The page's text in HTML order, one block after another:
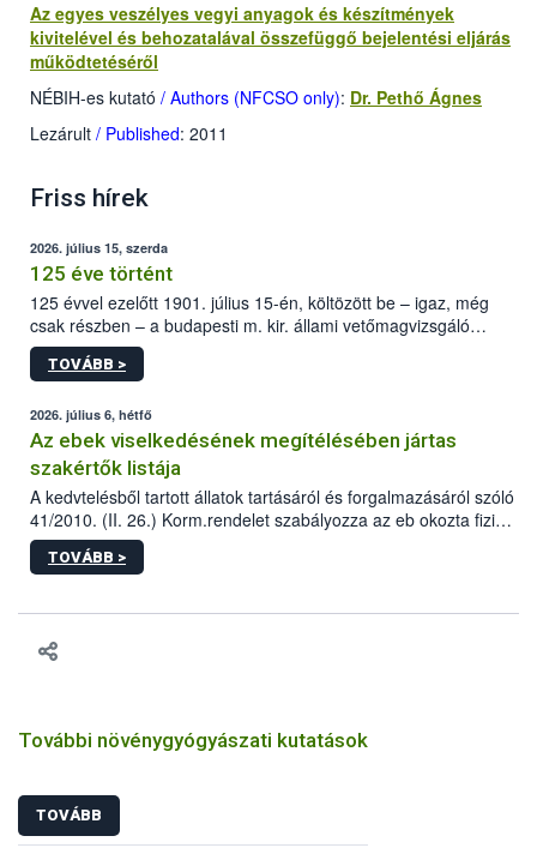
Az egyes veszélyes vegyi anyagok és készítmények
kivitelével és behozatalával összefüggő bejelentési eljárás
működtetéséről
NÉBIH-es kutató / Authors (NFCSO only): Dr. Pethő Ágnes
Lezárult / Published: 2011
Friss hírek
2026. július 15, szerda
125 éve történt
125 évvel ezelőtt 1901. július 15-én, költözött be – igaz, még
csak részben – a budapesti m. kir. állami vetőmagvizsgáló
állomás a Kis Rókus utca 15. szám alatti, Czigler Győző által
tervezett új épületébe.
TOVÁBB >
2026. július 6, hétfő
Az ebek viselkedésének megítélésében jártas
szakértők listája
A kedvtelésből tartott állatok tartásáról és forgalmazásáról szóló
41/2010. (II. 26.) Korm.rendelet szabályozza az eb okozta fizikai
sérülés, illetve ennek veszélye keletkezésekor felmerülő
hatósági feladatokat, valamint a veszélyes eb tartását és annak
vonni az ebek viselkedésének megítélésében jártas szakértőt.
TOVÁBB >
További növénygyógyászati kutatások
TOVÁBB